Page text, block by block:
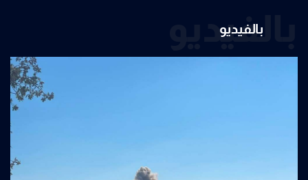
بالفيديو
بالفيديو